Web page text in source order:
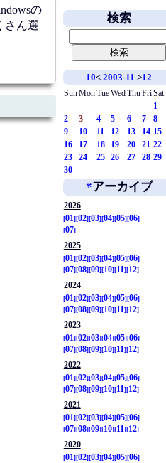
の
さん選
検索
10<2003-11 >12
SunMonTueWed ThuFriSat
1
2
3 4 5 6 7
8
9
10 11 12 13 14 15
16
17 18 19 20 21 22
23
24 25 26 27 28 29
30
*アーカイブ
2026
01
02 03 04 05 06
07
2025
01
02 03 04 05 06
07 08 09 10 11
12
2024
01
02 03 04 05 06
07 08 09 10 11
12
2023
01
02 03 04 05 06
07 08 09 10 11
12
2022
01
02 03 04 05 06
07 08 09 10 11
12
2021
01
02 03 04 05 06
07 08 09 10 11
12
2020
01
02 03 04 05 06